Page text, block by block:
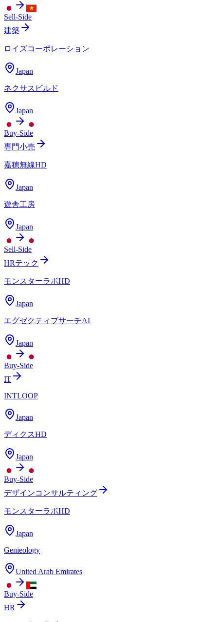
Sell-Side
建築
ロイズコーポレーション
Japan
ネクサスビルド
Japan
Buy-Side
専門小売
嘉穂無線HD
Japan
遊舎工房
Japan
Sell-Side
HRテック
モンスターラボHD
Japan
エグゼクティブサーチAI
Japan
Buy-Side
IT
INTLOOP
Japan
ディクスHD
Japan
Buy-Side
デザインコンサルティング
モンスターラボHD
Japan
Genieology
United Arab Emirates
Buy-Side
HR